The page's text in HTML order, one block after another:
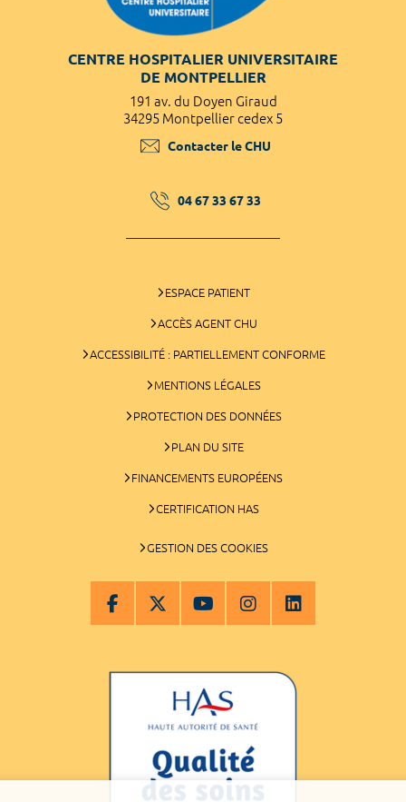
CENTRE HOSPITALIER UNIVERSITAIRE
DE MONTPELLIER
191 av. du Doyen Giraud
34295 Montpellier cedex 5
Contacter le CHU
04 67 33 67 33
ESPACE PATIENT
ACCÈS AGENT CHU
ACCESSIBILITÉ : PARTIELLEMENT CONFORME
MENTIONS LÉGALES
PROTECTION DES DONNÉES
PLAN DU SITE
FINANCEMENTS EUROPÉENS
CERTIFICATION HAS
GESTION DES COOKIES